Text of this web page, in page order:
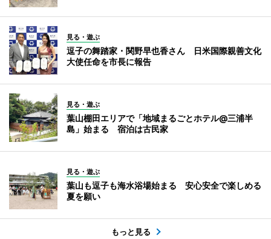
見る・遊ぶ
逗子の舞踏家・関野早也香さん 日米国際親善文化
大使任命を市長に報告
見る・遊ぶ
葉山棚田エリアで「地域まるごとホテル@三浦半
島」始まる 宿泊は古民家
見る・遊ぶ
葉山も逗子も海水浴場始まる 安心安全で楽しめる
夏を願い
もっと見る